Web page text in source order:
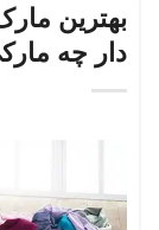
بهترین
دار چه